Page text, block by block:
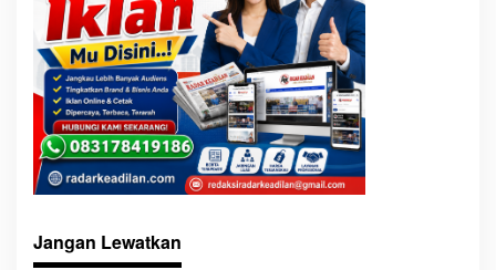
Jangan Lewatkan